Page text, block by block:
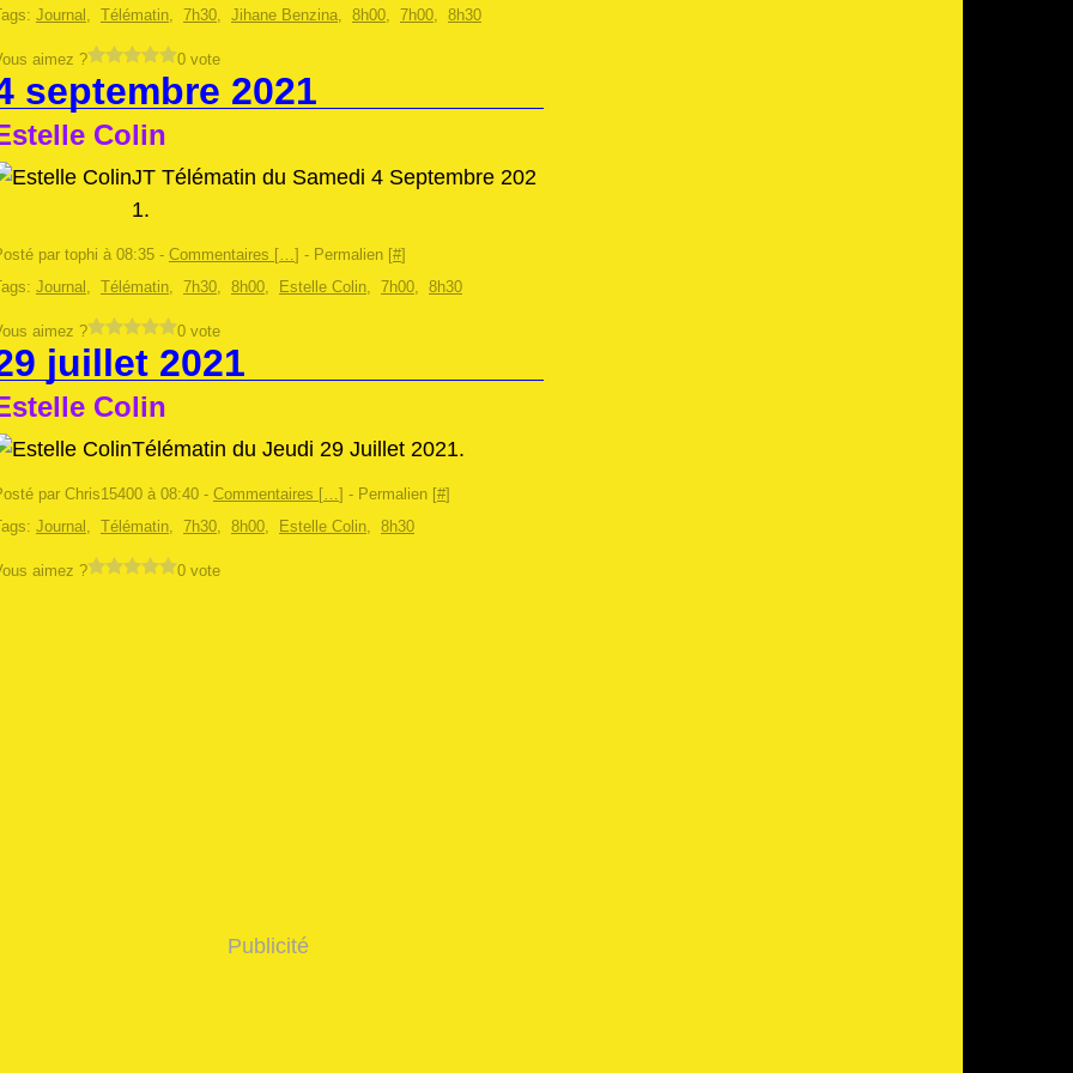
Journal , Télématin, 7h30, Jihane Benzina, 8h00, 7h00, 8h30
aimez ? 0 vote
septembre 2021
Colin
JT Télématin du Samedi 4 Septembre 202
1.
par tophi à 08:35 - Commentaires […] - Permalien [#]
Journal , Télématin, 7h30, 8h00, Estelle Colin, 7h00, 8h30
aimez ? 0 vote
juillet 2021
Colin
Télématin du Jeudi 29 Juillet 2021.
par Chris15400 à 08:40 - Commentaires […] - Permalien [#]
Journal , Télématin, 7h30, 8h00, Estelle Colin, 8h30
aimez ? 0 vote
Publicité